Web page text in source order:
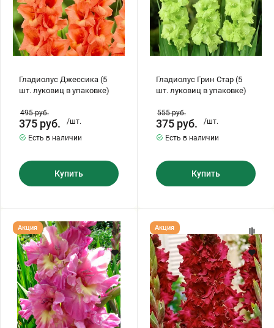
Гладиолус Джессика (5
шт. луковиц в упаковке)
495руб.
375 руб.
/шт.
Есть в наличии
Купить
Гладиолус Грин Стар (5
шт. луковиц в упаковке)
555руб.
375 руб.
/шт.
Есть в наличии
Купить
Гладиолус
Град
Китеж
(5
шт.
луковиц
упаковке)
Акция
Гладиолус
Бургунди
(5
шт.
луковиц
в
упаковке)
Акция